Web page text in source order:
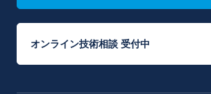
オンライン技術相談 受付中